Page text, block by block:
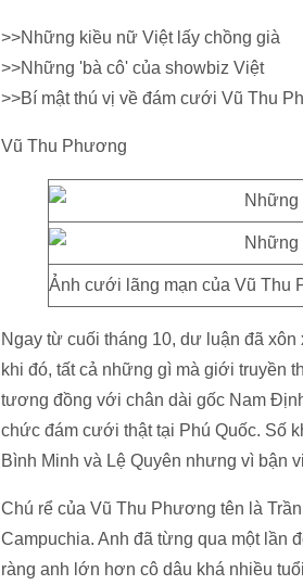
>>Những kiều nữ Việt lấy chồng già
>>Những 'bà cô' của showbiz Việt
>>Bí mật thú vị về đám cưới Vũ Thu
Vũ Thu Phương
Ảnh cưới lãng mạn của Vũ Thu
Ngay từ cuối tháng 10, dư luận đã
khi đó, tất cả những gì mà giới truyền
tương đồng với chân dài gốc Nam
chức đám cưới thật tại Phú Quốc. Số
Bình Minh và Lệ Quyên nhưng vì bận
Chú rể của Vũ Thu Phương tên là
Campuchia. Anh đã từng qua một lần
ràng anh lớn hơn cô dâu khá nhiều